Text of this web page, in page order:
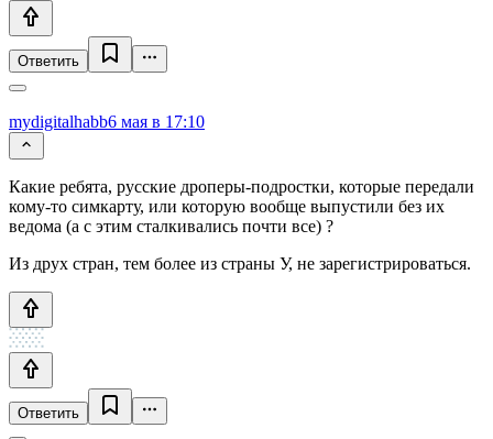
Ответить
mydigitalhabb6 мая в 17:10
Какие ребята, русские дроперы-подростки, которые передали
кому-то симкарту, или которую вообще выпустили без их
ведома (а с этим сталкивались почти все) ?
Из друх стран, тем более из страны У, не зарегистрироваться.
Ответить